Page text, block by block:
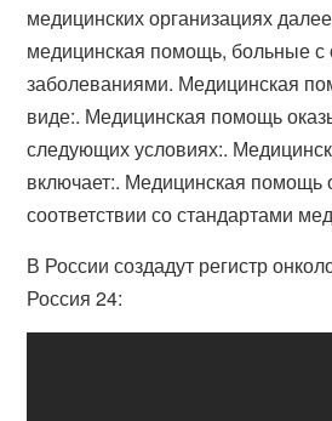
медицинских организациях
медицинская помощь, больные с
заболеваниями. Медицинская
виде:. Медицинская помощь
следующих условиях:.
включает:. Медицинская помощь
соответствии со стандартами
В России создадут регистр
Россия 24: